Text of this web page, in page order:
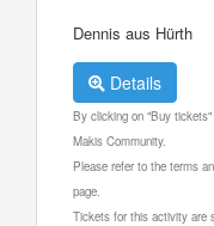
Dennis aus Hürth
Details
By clicking on "Buy tickets"
Makis Community.
Please refer to the terms
page.
Tickets for this activity are